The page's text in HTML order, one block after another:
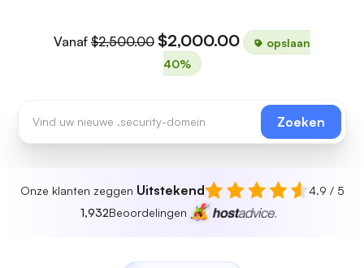
Vanaf $2,500.00 $2,000.00
opslaan
40%
Zoeken
Onze klanten zeggen Uitstekend
4.9 / 5
1,932Beoordelingen